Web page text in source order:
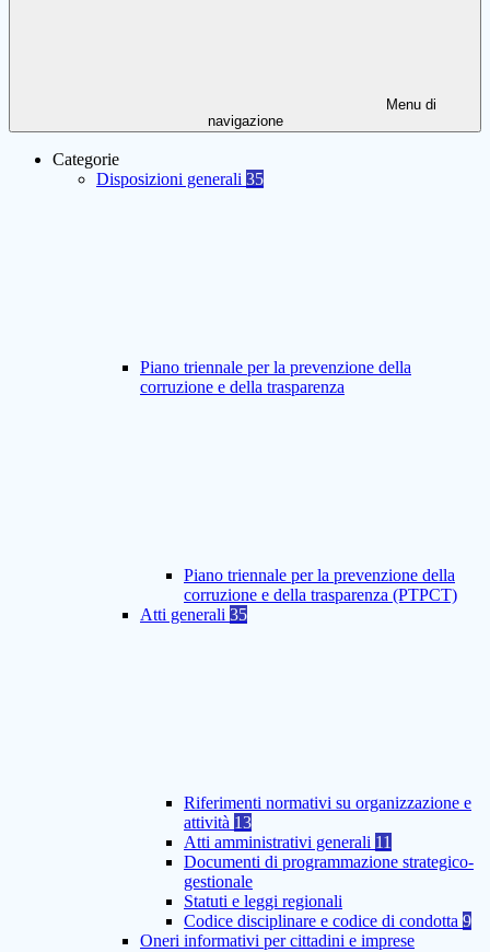
Menu di
navigazione
Categorie
Disposizioni generali 35
Piano triennale per la prevenzione della
corruzione e della trasparenza
Piano triennale per la prevenzione della
corruzione e della trasparenza (PTPCT)
Atti generali 35
Riferimenti normativi su organizzazione e
attività 13
Atti amministrativi generali 11
Documenti di programmazione strategico-
gestionale
Statuti e leggi regionali
Codice disciplinare e codice di condotta 9
Oneri informativi per cittadini e imprese